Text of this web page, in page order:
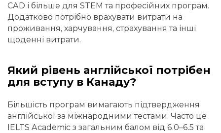
CAD і більше для STEM та професійних програм.
Додатково потрібно врахувати витрати на
проживання, харчування, страхування та інші
щоденні витрати.
Який рівень англійської потрібен
для вступу в Канаду?
Більшість програм вимагають підтвердження
англійської за міжнародними тестами. Часто це
IELTS Academic з загальним балом від 6.0–6.5 та